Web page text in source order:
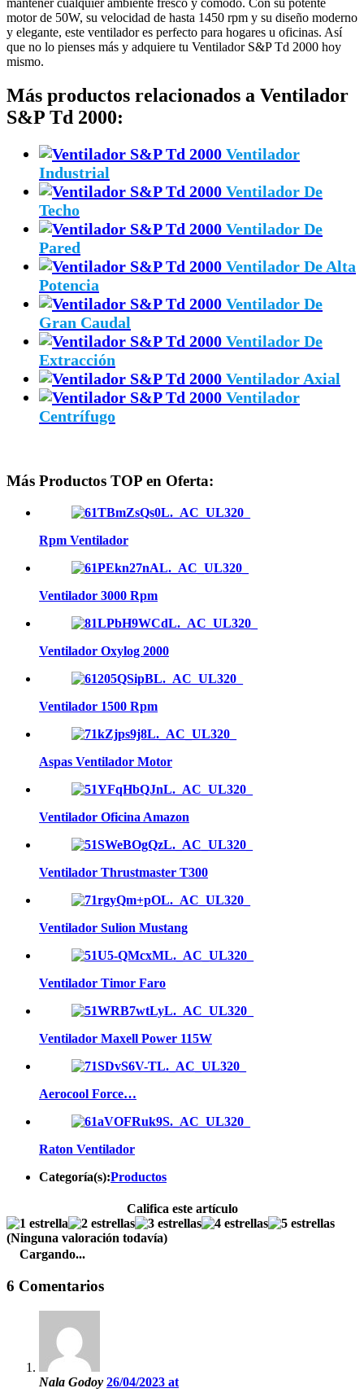
motor de 50W, su velocidad de hasta 1450 rpm y su diseño moderno
y elegante, este ventilador es perfecto para hogares u oficinas. Así
que no lo pienses más y adquiere tu Ventilador S&P Td 2000 hoy
mismo.
Más productos relacionados a Ventilador
S&P Td 2000:
Ventilador
Industrial
Ventilador De
Techo
Ventilador De
Pared
Ventilador De Alta
Potencia
Ventilador De
Gran Caudal
Ventilador De
Extracción
Ventilador Axial
Ventilador
Centrífugo
Más Productos TOP en Oferta:
Rpm Ventilador
Ventilador 3000 Rpm
Ventilador Oxylog 2000
Ventilador 1500 Rpm
Aspas Ventilador Motor
Ventilador Oficina Amazon
Ventilador Thrustmaster T300
Ventilador Sulion Mustang
Ventilador Timor Faro
Ventilador Maxell Power 115W
Aerocool Force…
Raton Ventilador
Categoría(s):Productos
Califica este artículo
(Ninguna valoración todavía)
Cargando...
6 Comentarios
Nala Godoy 26/04/2023 at